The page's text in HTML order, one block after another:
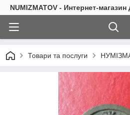
NUMIZMATOV - Интернет-
Товари та послуги